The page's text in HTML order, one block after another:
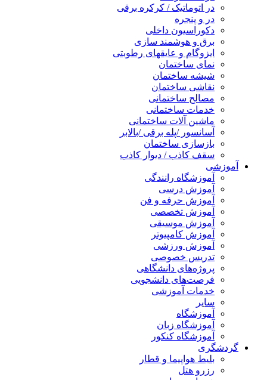
در اتوماتیک / کرکره برقی
در و پنجره
دکوراسیون داخلی
برق و هوشمند سازی
ایزوگام و عایقهای رطوبتی
نمای ساختمان
شیشه ساختمان
نقاشی ساختمان
مصالح ساختمانی
خدمات ساختمانی
ماشین آلات ساختمانی
آسانسور /پله برقی /بالابر
بازسازی ساختمان
سقف کاذب / دیوار کاذب
آموزشی
آموزشگاه رانندگی
آموزش درسی
آموزش حرفه و فن
آموزش تخصصی
آموزش موسیقی
آموزش کامپیوتر
آموزش ورزشی
تدریس خصوصی
پروژه‌های دانشگاهی
فرصت‌های دانشجویی
خدمات آموزشی
سایر
آموزشگاه
آموزشگاه زبان
آموزشگاه کنکور
گردشگری
بلیط هواپیما و قطار
رزرو هتل